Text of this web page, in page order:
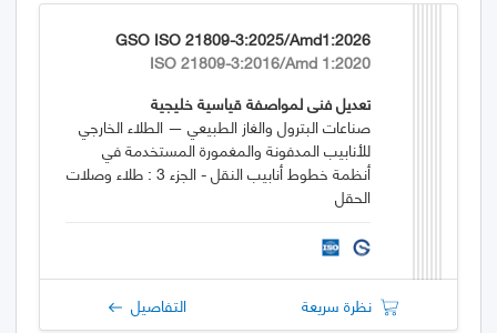
GSO ISO 21809-3:2025/Amd1:2026
ISO 21809-3:2016/Amd 1:2020
تعديل فني لمواصفة قياسية خليجية
صناعات البترول والغاز الطبيعي — الطلاء الخارجي
للأنابيب المدفونة والمغمورة المستخدمة في
أنظمة خطوط أنابيب النقل - الجزء 3 : طلاء وصلات
الحقل
نظرة سريعة التفاصيل